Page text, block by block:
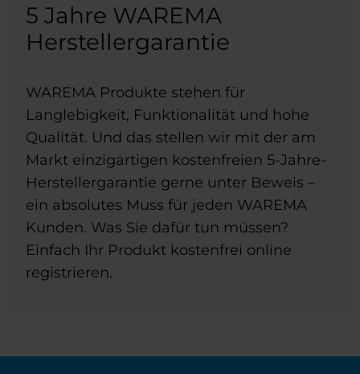
5 Jahre WAREMA
Herstellergarantie
WAREMA Produkte stehen für
Langlebigkeit, Funktionalität und hohe
Qualität. Und das stellen wir mit der am
Markt einzigartigen kostenfreien 5-Jahre-
Herstellergarantie gerne unter Beweis –
ein absolutes Muss für jeden WAREMA
Kunden. Was Sie dafür tun müssen?
Einfach Ihr Produkt kostenfrei online
registrieren.